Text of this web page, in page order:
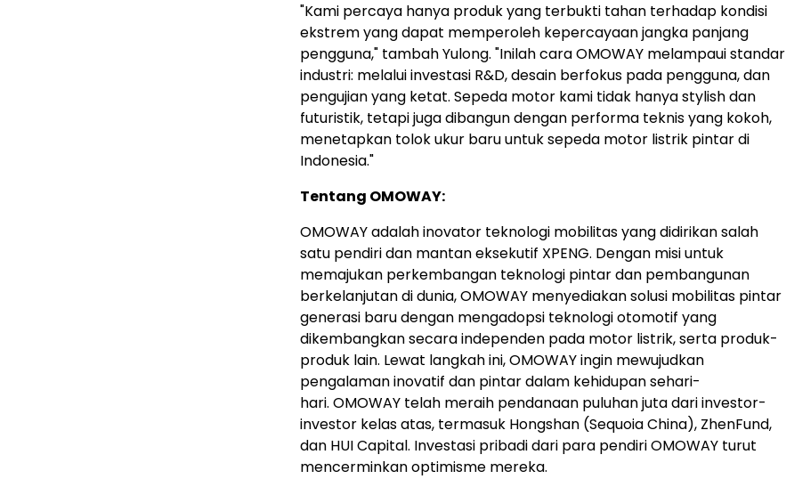
"Kami percaya hanya produk yang terbukti tahan terhadap kondisi
ekstrem yang dapat memperoleh kepercayaan jangka panjang
pengguna," tambah Yulong. "Inilah cara OMOWAY melampaui standar
industri: melalui investasi R&D, desain berfokus pada pengguna, dan
pengujian yang ketat. Sepeda motor kami tidak hanya stylish dan
futuristik, tetapi juga dibangun dengan performa teknis yang kokoh,
menetapkan tolok ukur baru untuk sepeda motor listrik pintar di
Indonesia."
Tentang OMOWAY:
OMOWAY adalah inovator teknologi mobilitas yang didirikan salah
satu pendiri dan mantan eksekutif XPENG. Dengan misi untuk
memajukan perkembangan teknologi pintar dan pembangunan
berkelanjutan di dunia, OMOWAY menyediakan solusi mobilitas pintar
generasi baru dengan mengadopsi teknologi otomotif yang
dikembangkan secara independen pada motor listrik, serta produk-
produk lain. Lewat langkah ini, OMOWAY ingin mewujudkan
pengalaman inovatif dan pintar dalam kehidupan sehari-
hari. OMOWAY telah meraih pendanaan puluhan juta dari investor-
investor kelas atas, termasuk Hongshan (Sequoia China), ZhenFund,
dan HUI Capital. Investasi pribadi dari para pendiri OMOWAY turut
mencerminkan optimisme mereka.